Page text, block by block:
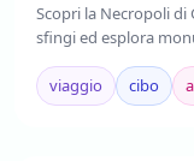
Scopri la Necropoli di
sfingi ed esplora
storia. Leggi di più!
viaggio
cibo